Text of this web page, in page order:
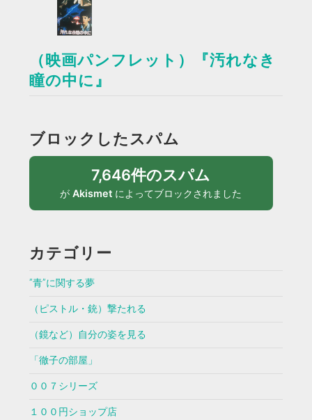
（映画パンフレット）『汚れなき
瞳の中に』
ブロックしたスパム
7,646件のスパム
がAkismet によってブロックされました
カテゴリー
”青”に関する夢
（ピストル・銃）撃たれる
（鏡など）自分の姿を見る
「徹子の部屋」
００７シリーズ
１００円ショップ店